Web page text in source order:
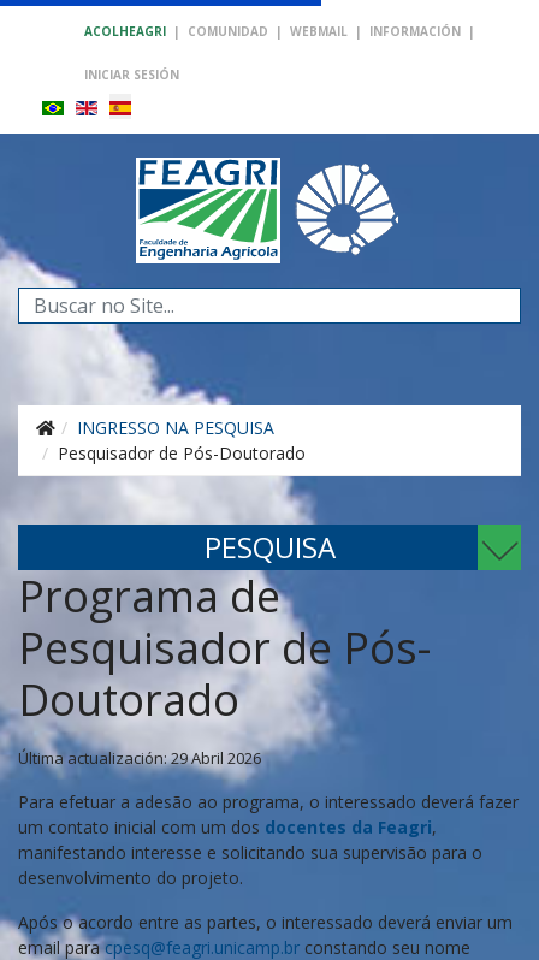
ACOLHEAGRI | COMUNIDAD | WEBMAIL | INFORMACIÓN |
INICIAR SESIÓN
Buscar...
INGRESSO NA PESQUISA
Pesquisador de Pós-Doutorado
PESQUISA
Programa de
Pesquisador de Pós-
Doutorado
Última actualización: 29 Abril 2026
Para efetuar a adesão ao programa, o interessado deverá fazer
um contato inicial com um dos docentes da Feagri,
manifestando interesse e solicitando sua supervisão para o
desenvolvimento do projeto.
Após o acordo entre as partes, o interessado deverá enviar um
email paracpesq@feagri.unicamp.br constando seu nome